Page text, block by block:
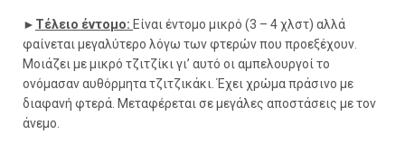
► Τέλειο έντομο: Είναι έντομο μικρό (3 – 4 χλστ) αλλά
φαίνεται μεγαλύτερο λόγω των φτερών που προεξέχουν.
Μοιάζει με μικρό τζιτζίκι γι’ αυτό οι αμπελουργοί το
ονόμασαν αυθόρμητα τζιτζικάκι. Έχει χρώμα πράσινο με
διαφανή φτερά. Μεταφέρεται σε μεγάλες αποστάσεις με τον
άνεμο.